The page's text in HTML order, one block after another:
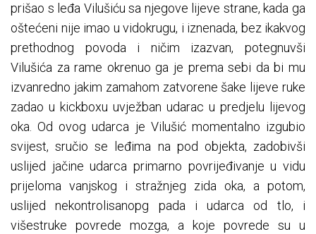
prišao s leđa Vilušiću sa njegove lijeve strane, kada ga
oštećeni nije imao u vidokrugu, i iznenada, bez ikakvog
prethodnog povoda i ničim izazvan, potegnuvši
Vilušića za rame okrenuo ga je prema sebi da bi mu
izvanredno jakim zamahom zatvorene šake lijeve ruke
zadao u kickboxu uvježban udarac u predjelu lijevog
oka. Od ovog udarca je Vilušić momentalno izgubio
svijest, sručio se leđima na pod objekta, zadobivši
uslijed jačine udarca primarno povrijeđivanje u vidu
prijeloma vanjskog i stražnjeg zida oka, a potom,
uslijed nekontrolisanopg pada i udarca od tlo, i
višestruke povrede mozga, a koje povrede su u